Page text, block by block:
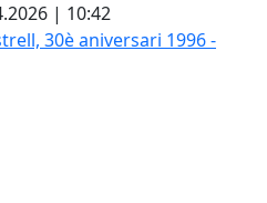
| 10:42
30è aniversari 1996 - 2026"